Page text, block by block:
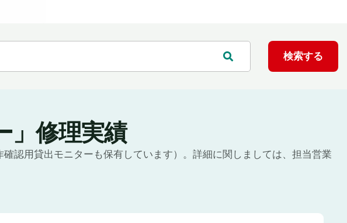
」修理実績
認用貸出モニターも保有しています）。詳細に関しましては、担当営業